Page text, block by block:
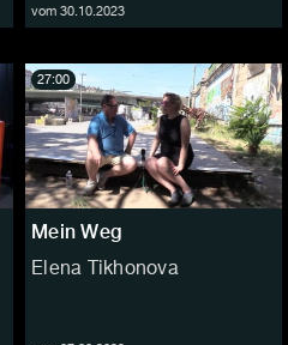
vom 30.10.2023
Mein Weg
Elena Tikhonova
27:00